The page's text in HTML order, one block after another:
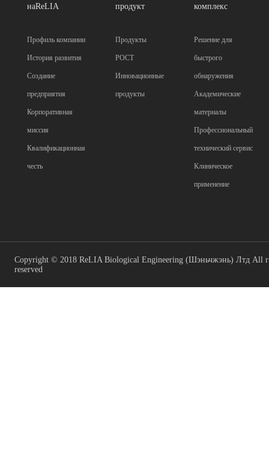
наReLIA
Профиль компании
История развития
Создание
предприятия
Корпоративная
миссия
Квалификационная
честь
продукт
Продукты
POCT
Инновационные
продукты
комплекс
Решение для
быстрого
обнаружения
Академические
материалы
Профессиональный
технический сервис
Клиническое
применение
Copyright © 2018 ReLIA Biological Engineering (Шэньчжэнь) Лтд All
reserved